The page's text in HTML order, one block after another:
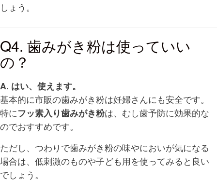
しょう。
Q4. 歯みがき粉は使っていい
の？
A. はい、使えます。
基本的に市販の歯みがき粉は妊婦さんにも安全です。
特にフッ素入り歯みがき粉は、むし歯予防に効果的な
のでおすすめです。
ただし、つわりで歯みがき粉の味やにおいが気になる
場合は、低刺激のものや子ども用を使ってみると良い
でしょう。